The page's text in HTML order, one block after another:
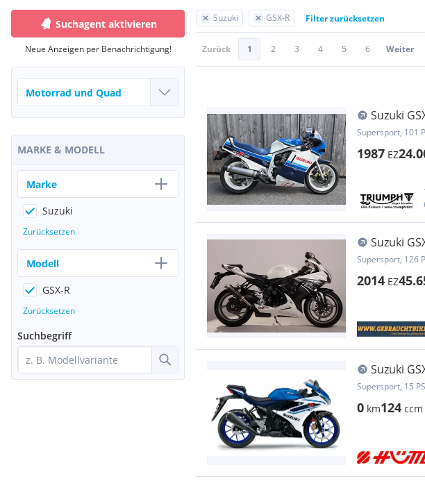
Suzuki GSX-R Filter zurücksetzen
Zurück 1 2 3 4 5 6 Weiter
Suzuki
Supersport, 101
1987 EZ
Suzuki
Supersport, 126
2014 EZ
Suzuki
Hauspreis!
Supersport, 15
0 km124 ccm
Suchagent aktivieren
Neue Anzeigen per Benachrichtigung!
MARKE & MODELL
Marke
Suzuki
Zurücksetzen
Modell
GSX-R
Zurücksetzen
Suchbegriff